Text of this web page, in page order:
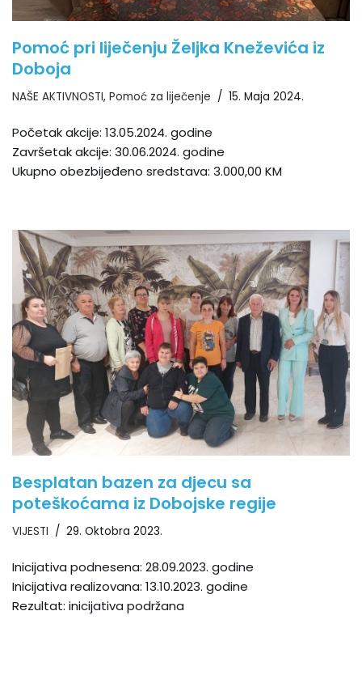
Pomoć pri liječenju Željka Kneževića iz
Doboja
NAŠE AKTIVNOSTI, Pomoć za liječenje 15. Maja 2024.
Početak akcije: 13.05.2024. godine
Završetak akcije: 30.06.2024. godine
Ukupno obezbijeđeno sredstava: 3.000,00 KM
Besplatan bazen za djecu sa
poteškoćama iz Dobojske regije
VIJESTI 29. Oktobra 2023.
Inicijativa podnesena: 28.09.2023. godine
Inicijativa realizovana: 13.10.2023. godine
Rezultat: inicijativa podržana